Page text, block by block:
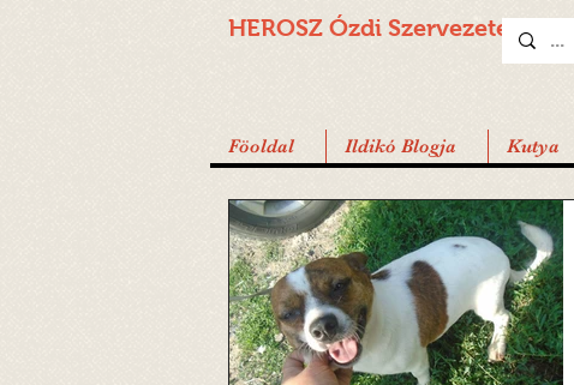
HEROSZ Ózdi Szervezete
Föoldal Ildikó Blogja Kutya